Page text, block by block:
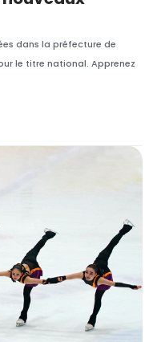
dans la préfecture de
le titre national. Apprenez